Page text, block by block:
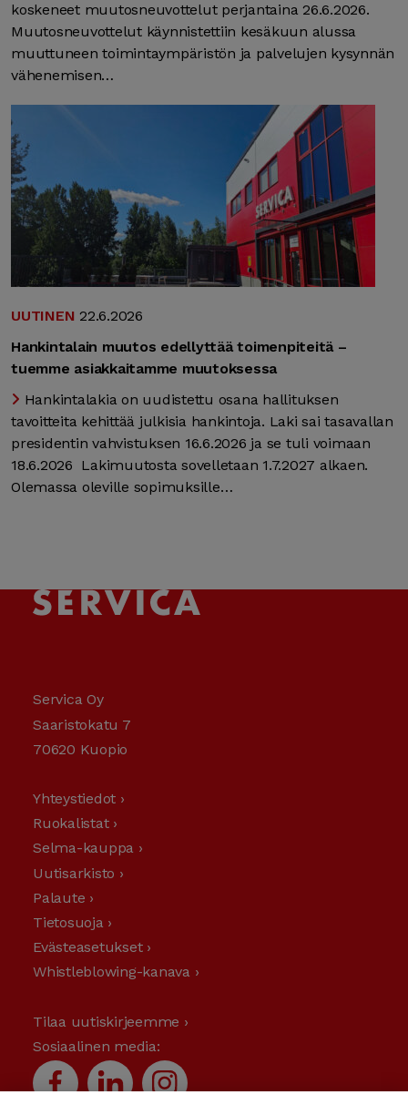
koskeneet muutosneuvottelut perjantaina 26.6.2026.
Muutosneuvottelut käynnistettiin kesäkuun alussa
muuttuneen toimintaympäristön ja palvelujen kysynnän
vähenemisen…
UUTINEN 22.6.2026
Hankintalain muutos edellyttää toimenpiteitä –
tuemme asiakkaitamme muutoksessa
Hankintalakia on uudistettu osana hallituksen
tavoitteita kehittää julkisia hankintoja. Laki sai tasavallan
presidentin vahvistuksen 16.6.2026 ja se tuli voimaan
18.6.2026 Lakimuutosta sovelletaan 1.7.2027 alkaen.
Olemassa oleville sopimuksille…
Servica Oy
Saaristokatu 7
70620 Kuopio
Yhteystiedot ›
Ruokalistat ›
Selma-kauppa ›
Uutisarkisto ›
Palaute ›
Tietosuoja ›
Evästeasetukset ›
Whistleblowing-kanava ›
Tilaa uutiskirjeemme ›
Sosiaalinen media: